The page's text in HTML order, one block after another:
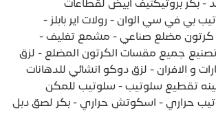
بكر بروتيكتيف ابيض لقطاعات
بي في سي الوان - رولات اير بابلز -
كرتون مضلع صناعي - مشمع تغليف -
جميع مقسات الكرتون المضلع - لزق
و الافران - لزق دوكو انشائي للدهانات
تقطيع سلوتيب - سلوتيب للمكن
حراري - اسكوتش حراري - بكر لصق دبل